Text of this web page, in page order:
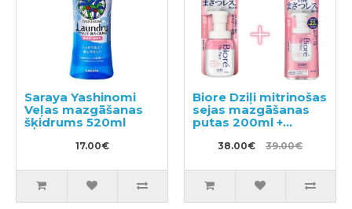
Saraya Yashinomi
Veļas mazgāšanas
šķidrums 520ml
17.00€
Biore Dziļi mitrinošas
sejas mazgāšanas
putas 200ml +
pildviela 340ml
38.00€ 39.00€